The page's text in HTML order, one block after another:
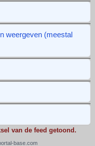
weergeven (meestal
van de feed getoond.
base.com